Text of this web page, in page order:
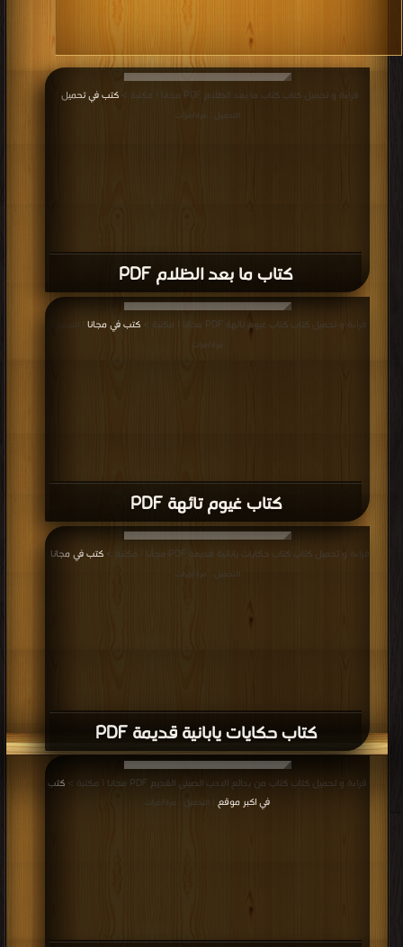
كتاب ما بعد الظلام PDF
قراءة و تحميل كتاب كتاب ما بعد الظلام PDF مجانا | مكتبة > كتب في تحميل
التحميل : مرة/مرات
كتاب غيوم تائهة PDF
قراءة و تحميل كتاب كتاب غيوم تائهة PDF مجانا | مكتبة > كتب في مجانا | التحميل :
مرة/مرات
كتاب حكايات يابانية قديمة PDF
قراءة و تحميل كتاب كتاب حكايات يابانية قديمة PDF مجانا | مكتبة > كتب في مجانا
التحميل : مرة/مرات
قراءة و تحميل كتاب كتاب من بدائع الادب الصينى القديم PDF مجانا | مكتبة >
كتب
في اكبر موقع
| التحميل : مرة/مرات